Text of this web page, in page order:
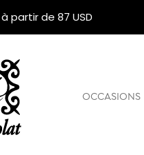
à partir de 87 USD
OCCASIONS